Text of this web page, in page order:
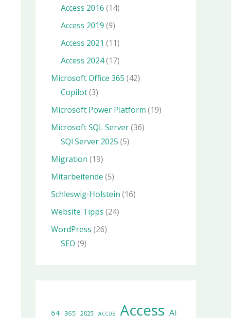
Access 2016 (14)
Access 2019 (9)
Access 2021 (11)
Access 2024(17)
Microsoft Office 365 (42)
Copilot(3)
Microsoft Power Platform (19)
Microsoft SQL Server(36)
SQl Server 2025 (5)
Migration (19)
Mitarbeitende (5)
Schleswig-Holstein (16)
Website Tipps (24)
WordPress (26)
SEO (9)
64 365 2025 ACCDB Access AI